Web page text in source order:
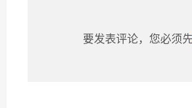
要发表评论，您必须